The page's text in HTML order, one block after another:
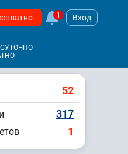
1 Вход
52
317
1